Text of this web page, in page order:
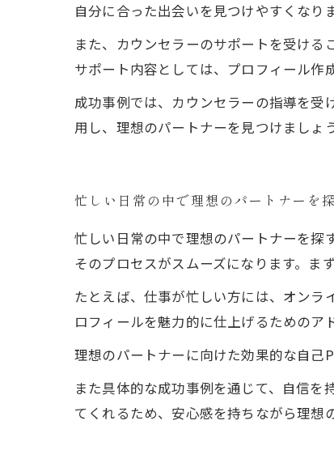
自分に合った出会いを見つけやすくなりま
また、カウンセラーのサポートを受け
サポート内容としては、プロフィール作
成功事例では、カウンセラーの指導を受
用し、理想のパートナーを見つけましょう
忙しい日常の中で理想のパートナーを
忙しい日常の中で理想のパートナーを探
そのプロセスがスムーズになります。ま
たとえば、仕事が忙しい方には、オンラ
ロフィールを魅力的に仕上げるためのア
理想のパートナーに向けた効果的な自己
また具体的な成功事例を通じて、自信
てくれるため、安心感を持ちながら理想